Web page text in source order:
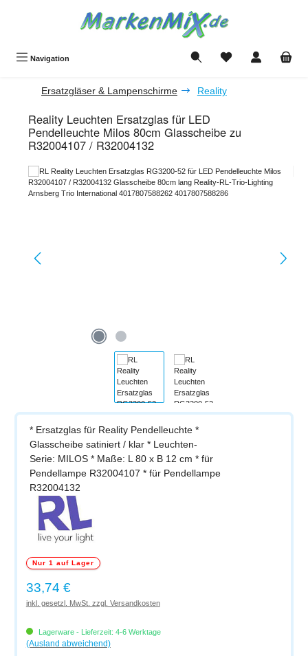
Navigation Du hast 0 Produkte
Ersatzgläser & Lampenschirme Reality
Reality Leuchten Ersatzglas für LED
Pendelleuchte Milos 80cm Glasscheibe zu
R32004107 / R32004132
Bildergalerie überspringen
* Ersatzglas für Reality Pendelleuchte *
Glasscheibe satiniert / klar * Leuchten-
Serie: MILOS * Maße: L 80 x B 12 cm * für
Pendellampe R32004107 * für Pendellampe
R32004132
Nur 1 auf Lager
Regulärer Preis:
33,74 €
inkl. gesetzl. MwSt. zzgl. Versandkosten
Lagerware - Lieferzeit: 4-6 Werktage
(Ausland abweichend)